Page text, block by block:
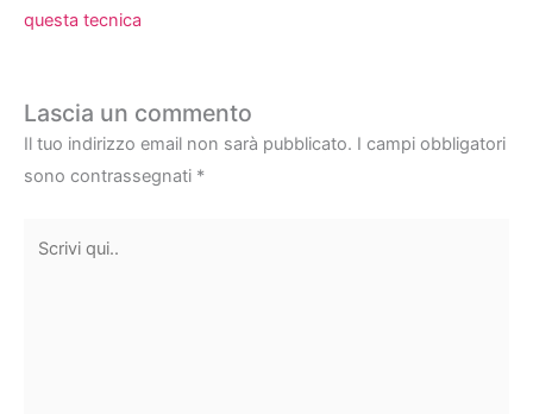
questa tecnica
Lascia un commento
Il tuo indirizzo email non sarà pubblicato. I campi obbligatori
sono contrassegnati *